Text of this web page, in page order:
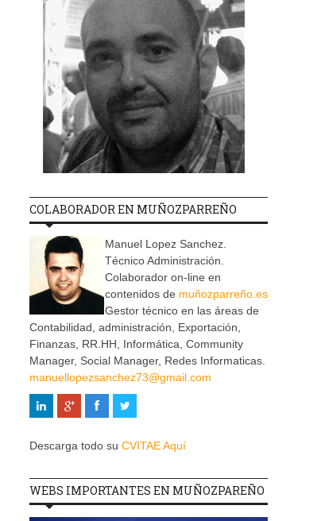
COLABORADOR EN MUÑOZPARREÑO
Manuel Lopez Sanchez.
Técnico Administración.
Colaborador on-line en
contenidos de muñozparreño.es
Gestor técnico en las áreas de
Contabilidad, administración, Exportación,
Finanzas, RR.HH, Informática, Community
Manager, Social Manager, Redes Informaticas.
manuellopezsanchez73@gmail.com
Descarga todo su CVITAE Aquí
WEBS IMPORTANTES EN MUÑOZPAREÑO